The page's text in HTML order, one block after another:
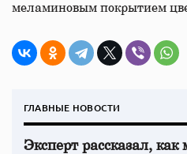
меламиновым покрытием
ГЛАВНЫЕ НОВОСТИ
Эксперт рассказал, как